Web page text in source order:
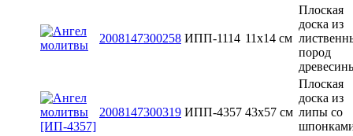
2008147300258 ИПП-1114 11х14 см
Плоская
доска из
пород
2008147300319 ИПП-4357 43x57 см
Плоская
доска из
липы со